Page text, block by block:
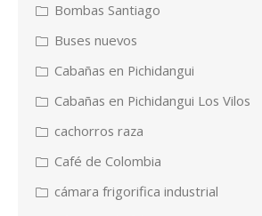
Bombas Santiago
Buses nuevos
Cabañas en Pichidangui
Cabañas en Pichidangui Los Vilos
cachorros raza
Café de Colombia
cámara frigorifica industrial